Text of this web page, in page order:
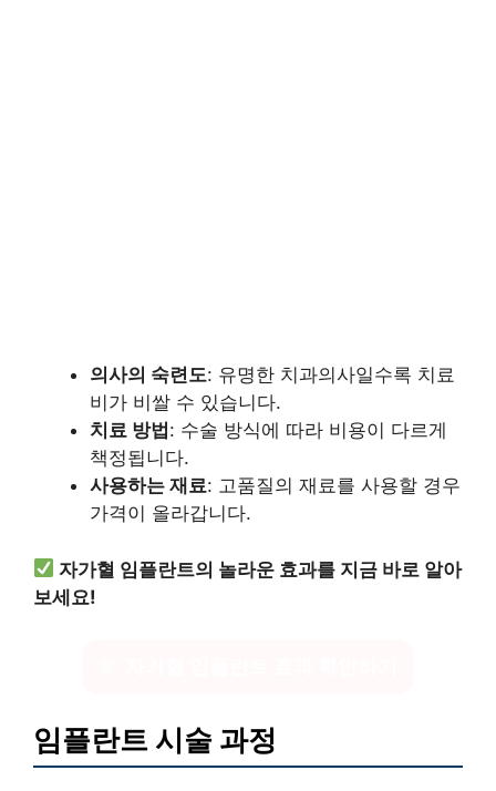
의사의 숙련도: 유명한 치과의사일수록 치료
비가 비쌀 수 있습니다.
치료 방법 : 수술 방식에 따라 비용이 다르게
책정됩니다.
사용하는 재료: 고품질의 재료를 사용할 경우
가격이 올라갑니다.
자가혈 임플란트의 놀라운 효과를 지금 바로 알아
보세요!
임플란트 시술 과정